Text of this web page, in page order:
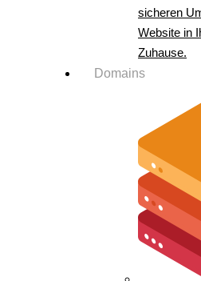
sicheren
Website in
Zuhause.
Domains